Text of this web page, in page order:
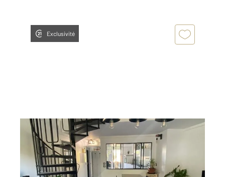
Exclusivité
SEVRAN 93
67,57 m 2, 3 pièces
Ref : 19014
Appartement F3 à louer